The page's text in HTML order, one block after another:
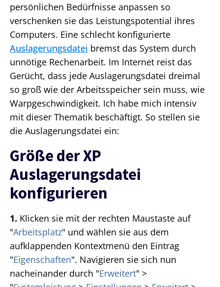
persönlichen Bedürfnisse anpassen so
verschenken sie das Leistungspotential ihres
Computers. Eine schlecht konfigurierte
Auslagerungsdatei bremst das System durch
unnötige Rechenarbeit. Im Internet reist das
Gerücht, dass jede Auslagerungsdatei dreimal
so groß wie der Arbeitsspeicher sein muss, wie
Warpgeschwindigkeit. Ich habe mich intensiv
mit dieser Thematik beschäftigt. So stellen sie
die Auslagerungsdatei ein:
Größe der XP
Auslagerungsdatei
konfigurieren
1. Klicken sie mit der rechten Maustaste auf
"Arbeitsplatz" und wählen sie aus dem
aufklappenden Kontextmenü den Eintrag
"Eigenschaften". Navigieren sie sich nun
nacheinander durch "Erweitert" >